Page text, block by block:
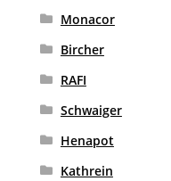
Monacor
Bircher
RAFI
Schwaiger
Henapot
Kathrein